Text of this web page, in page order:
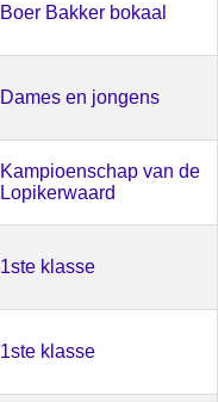
Boer Bakker bokaal
Dames en jongens
Kampioenschap van de
Lopikerwaard
1ste klasse
1ste klasse